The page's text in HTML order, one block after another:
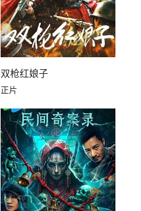
双枪红娘子
正片